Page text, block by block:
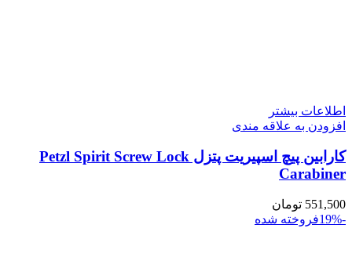
اطلاعات بیشتر
افزودن به علاقه مندی
کارابین پیچ اسپیریت پتزل Petzl Spirit Screw Lock
Carabiner
551,500 تومان
-19%
فروخته شده